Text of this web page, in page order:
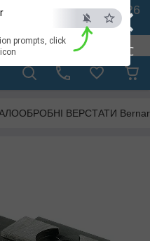
×
ESC
prompts, click
- 🚛 26.08. 2026
ВЕРСТАТИ